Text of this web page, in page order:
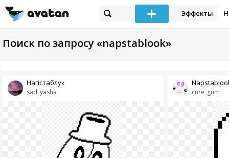
Эффекты
Поиск по запросу «napstablook»
sad_yasha
Напстаблук
cure_gum